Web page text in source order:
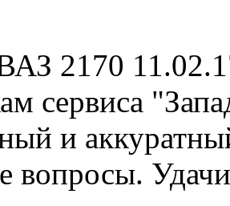
2170
сервиса
и
вопросы. Удачи